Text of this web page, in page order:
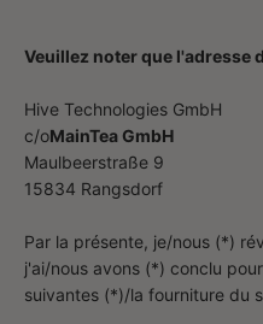
Veuillez noter que l'adresse
Hive Technologies GmbH
c/oMainTea GmbH
Maulbeerstraße 9
15834 Rangsdorf
Par la présente, je/nous (*)
j'ai/nous avons (*) conclu
suivantes (*)/la fourniture du